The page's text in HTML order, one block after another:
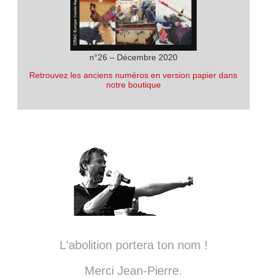
n°26 – Décembre 2020
Retrouvez les anciens numéros en version papier dans
notre boutique
L'abolition portera ton nom !
Merci Jean-Pierre.